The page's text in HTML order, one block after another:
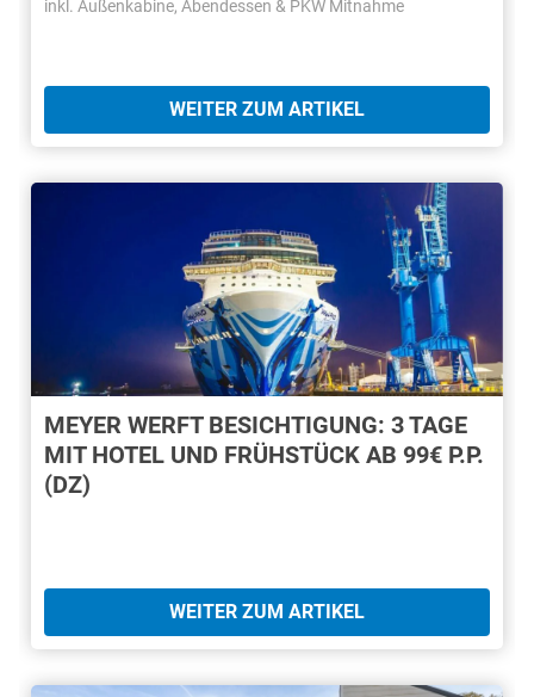
inkl. Außenkabine, Abendessen & PKW Mitnahme
WEITER ZUM ARTIKEL
MEYER WERFT BESICHTIGUNG: 3 TAGE
MIT HOTEL UND FRÜHSTÜCK AB 99€ P.P.
(DZ)
WEITER ZUM ARTIKEL